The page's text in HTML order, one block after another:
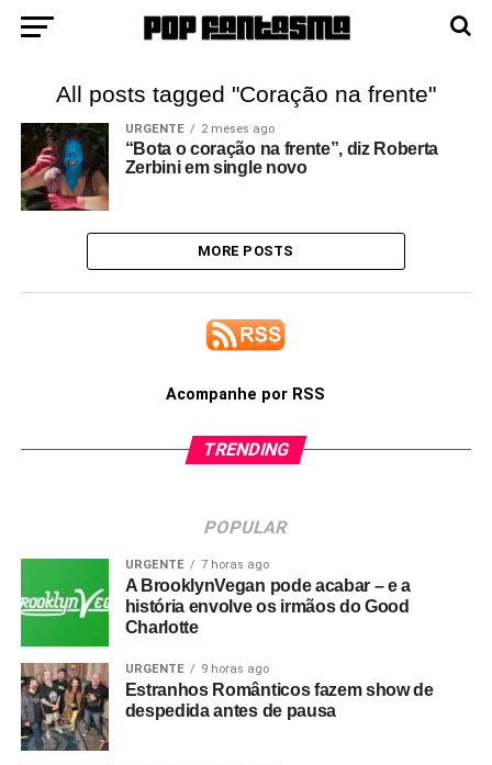
All posts tagged "Coração na frente"
URGENTE 2 meses ago
“Bota o coração na frente”, diz Roberta
Zerbini em single novo
MORE POSTS
Acompanhe por RSS
TRENDING
POPULAR
URGENTE 7 horas ago
A BrooklynVegan pode acabar – e a
história envolve os irmãos do Good
Charlotte
URGENTE 9 horas ago
Estranhos Românticos fazem show de
despedida antes de pausa